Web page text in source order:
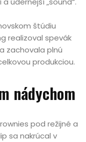
štúdiu
realizoval spevák
zachovala plnú
produkciou.
nádychom
pod režijné a
sa nakrúcal v